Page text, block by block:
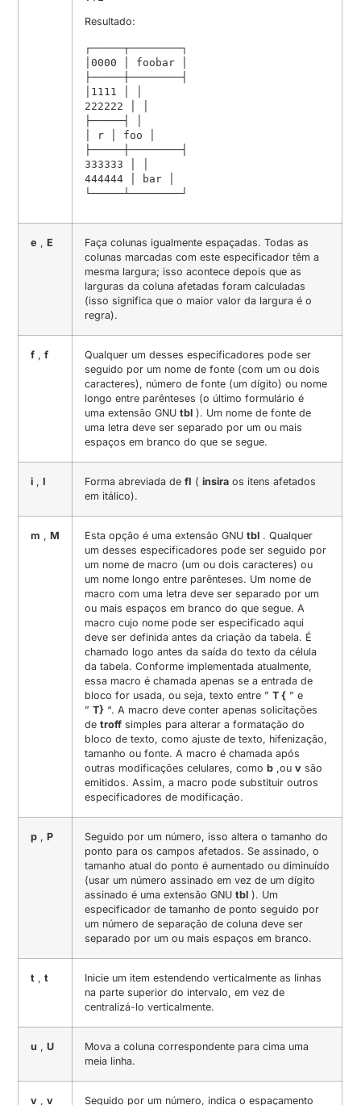
Resultado:
┌─────┬────────┐
│0000 │ foobar │
├─────┼────────┤
│1111 │ │
222222 │ │
├─────┤ │
│ r │ foo │
├─────┼────────┤
333333 │ │
444444 │ bar │
└─────┴────────┘
e ,E
Faça colunas igualmente espaçadas. Todas as
colunas marcadas com este especificador têm a
mesma largura; isso acontece depois que as
larguras da coluna afetadas foram calculadas
(isso significa que o maior valor da largura é o
regra).
f ,f
Qualquer um desses especificadores pode ser
seguido por um nome de fonte (com um ou dois
caracteres), número de fonte (um dígito) ou nome
longo entre parênteses (o último formulário é
uma extensão GNUtbl ). Um nome de fonte de
uma letra deve ser separado por um ou mais
espaços em branco do que se segue.
i ,I Forma abreviada defI (insira os itens afetados
em itálico).
m ,M Esta opção é uma extensão GNUtbl . Qualquer
um desses especificadores pode ser seguido por
um nome de macro (um ou dois caracteres) ou
um nome longo entre parênteses. Um nome de
macro com uma letra deve ser separado por um
ou mais espaços em branco do que segue. A
macro cujo nome pode ser especificado aqui
deve ser definida antes da criação da tabela. É
chamado logo antes da saída do texto da célula
da tabela. Conforme implementada atualmente,
essa macro é chamada apenas se a entrada de
bloco for usada, ou seja, texto entre ”T { ” e
”T} “. A macro deve conter apenas solicitações
detroff simples para alterar a formatação do
bloco de texto, como ajuste de texto, hifenização,
tamanho ou fonte. A macro é chamada após
outras modificações celulares, comob ,ouv são
emitidos. Assim, a macro pode substituir outros
especificadores de modificação.
p ,P
Seguido por um número, isso altera o tamanho do
ponto para os campos afetados. Se assinado, o
tamanho atual do ponto é aumentado ou diminuído
(usar um número assinado em vez de um dígito
assinado é uma extensão GNUtbl ). Um
especificador de tamanho de ponto seguido por
um número de separação de coluna deve ser
separado por um ou mais espaços em branco.
t ,t
Inicie um item estendendo verticalmente as linhas
na parte superior do intervalo, em vez de
centralizá-lo verticalmente.
u ,U
Mova a coluna correspondente para cima uma
meia linha.
v ,v Seguido por um número, indica o espaçamento